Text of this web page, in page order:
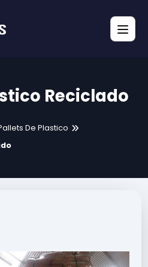
Reciclado
De Plastico